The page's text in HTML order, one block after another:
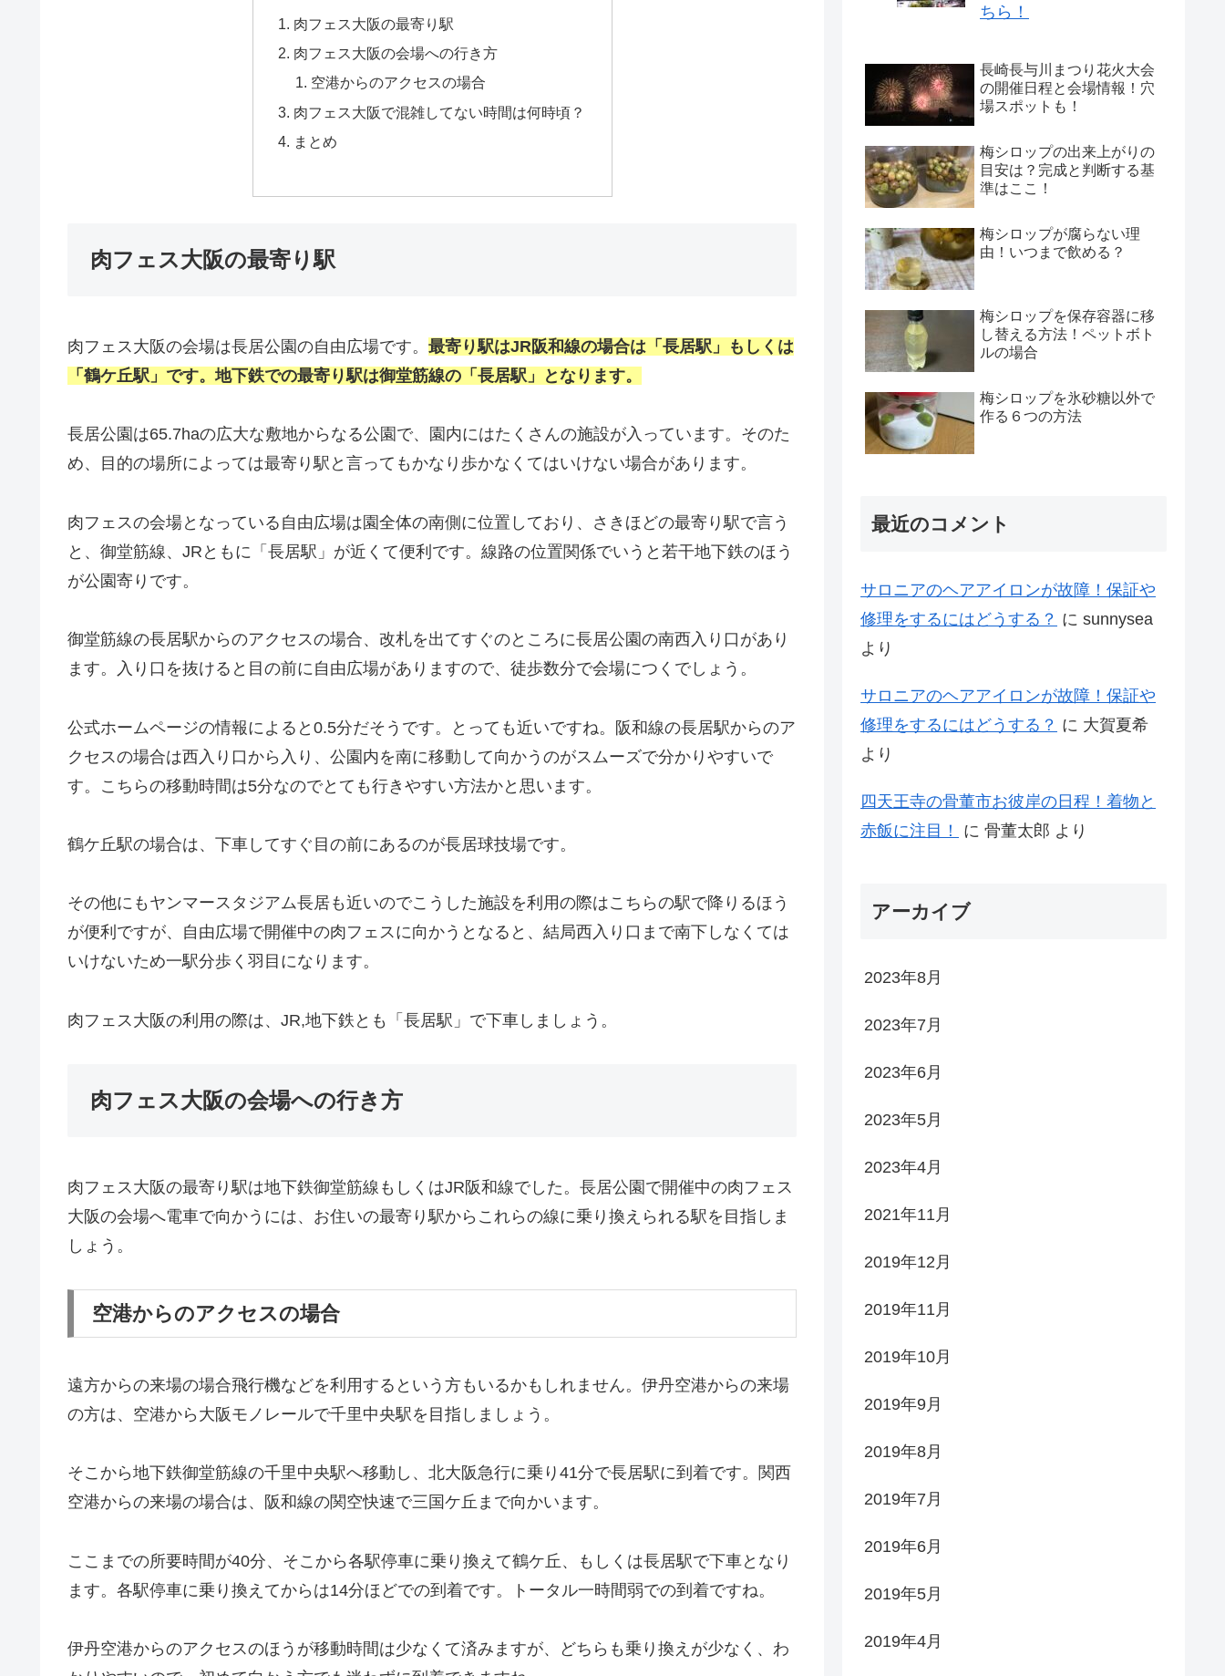
肉フェス大阪の最寄り駅
肉フェス大阪の会場への行き方
空港からのアクセスの場合
肉フェス大阪で混雑してない時間は何時頃？
まとめ
肉フェス大阪の最寄り駅
肉フェス大阪の会場は長居公園の自由広場です。 最寄り駅はJR阪和線の場合は「長居駅」もしくは
「鶴ケ丘駅」です。地下鉄での最寄り駅は御堂筋線の「長居駅」となります。
長居公園は65.7haの広大な敷地からなる公園で、園内にはたくさんの施設が入っています。そのた
め、目的の場所によっては最寄り駅と言ってもかなり歩かなくてはいけない場合があります。
肉フェスの会場となっている自由広場は園全体の南側に位置しており、さきほどの最寄り駅で言う
と、御堂筋線、JRともに「長居駅」が近くて便利です。線路の位置関係でいうと若干地下鉄のほう
が公園寄りです。
御堂筋線の長居駅からのアクセスの場合、改札を出てすぐのところに長居公園の南西入り口があり
ます。入り口を抜けると目の前に自由広場がありますので、徒歩数分で会場につくでしょう。
公式ホームページの情報によると0.5分だそうです。とっても近いですね。阪和線の長居駅からのア
クセスの場合は西入り口から入り、公園内を南に移動して向かうのがスムーズで分かりやすいで
す。こちらの移動時間は5分なのでとても行きやすい方法かと思います。
鶴ケ丘駅の場合は、下車してすぐ目の前にあるのが長居球技場です。
その他にもヤンマースタジアム長居も近いのでこうした施設を利用の際はこちらの駅で降りるほう
が便利ですが、自由広場で開催中の肉フェスに向かうとなると、結局西入り口まで南下しなくては
いけないため一駅分歩く羽目になります。
肉フェス大阪の利用の際は、JR,地下鉄とも「長居駅」で下車しましょう。
肉フェス大阪の会場への行き方
肉フェス大阪の最寄り駅は地下鉄御堂筋線もしくはJR阪和線でした。長居公園で開催中の肉フェス
大阪の会場へ電車で向かうには、お住いの最寄り駅からこれらの線に乗り換えられる駅を目指しま
しょう。
空港からのアクセスの場合
遠方からの来場の場合飛行機などを利用するという方もいるかもしれません。伊丹空港からの来場
の方は、空港から大阪モノレールで千里中央駅を目指しましょう。
そこから地下鉄御堂筋線の千里中央駅へ移動し、北大阪急行に乗り41分で長居駅に到着です。関西
空港からの来場の場合は、阪和線の関空快速で三国ケ丘まで向かいます。
ここまでの所要時間が40分、そこから各駅停車に乗り換えて鶴ケ丘、もしくは長居駅で下車となり
ます。各駅停車に乗り換えてからは14分ほどでの到着です。トータル一時間弱での到着ですね。
伊丹空港からのアクセスのほうが移動時間は少なくて済みますが、どちらも乗り換えが少なく、わ
ちら！
長崎長与川まつり花火大会
の開催日程と会場情報！穴
場スポットも！
梅シロップの出来上がりの
目安は？完成と判断する基
準はここ！
梅シロップが腐らない理
由！いつまで飲める？
梅シロップを保存容器に移
し替える方法！ペットボト
ルの場合
梅シロップを氷砂糖以外で
作る６つの方法
最近のコメント
サロニアのヘアアイロンが故障！保証や
修理をするにはどうする？ に sunnysea
より
サロニアのヘアアイロンが故障！保証や
修理をするにはどうする？ に 大賀夏希
より
四天王寺の骨董市お彼岸の日程！着物と
赤飯に注目！
に 骨董太郎 より
アーカイブ
2023年8月
2023年7月
2023年6月
2023年5月
2023年4月
2021年11月
2019年12月
2019年11月
2019年10月
2019年9月
2019年8月
2019年7月
2019年6月
2019年5月
2019年4月